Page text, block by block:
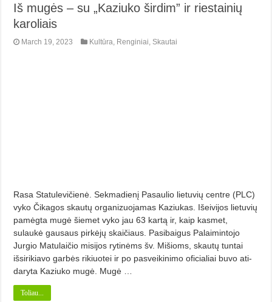
Iš mugės – su „Kaziuko širdim” ir riestainių
karoliais
March 19, 2023 Kultūra Renginiai Skautai
Rasa Statulevičienė. Sekmadienį Pasaulio lietuvių centre (PLC)
vyko Čikagos skautų organizuojamas Kaziukas. Išeivijos lietuvių
pamėgta mugė šiemet vyko jau 63 kartą ir, kaip kasmet,
sulaukė gausaus pirkėjų skaičiaus. Pasibai­gus Palaimintojo
Jurgio Matulaičio misijos rytinėms šv. Mišioms, skautų tuntai
išsirikiavo garbės rikiuotei ir po pasveikinimo oficialiai buvo ati­
da­ryta Kaziuko mugė. Mugė …
Toliau...